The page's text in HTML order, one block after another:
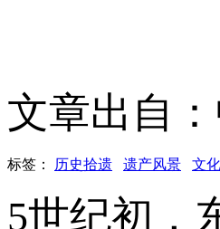
文章出自
标签： 历史拾遗 遗产风景 文
5世纪初，